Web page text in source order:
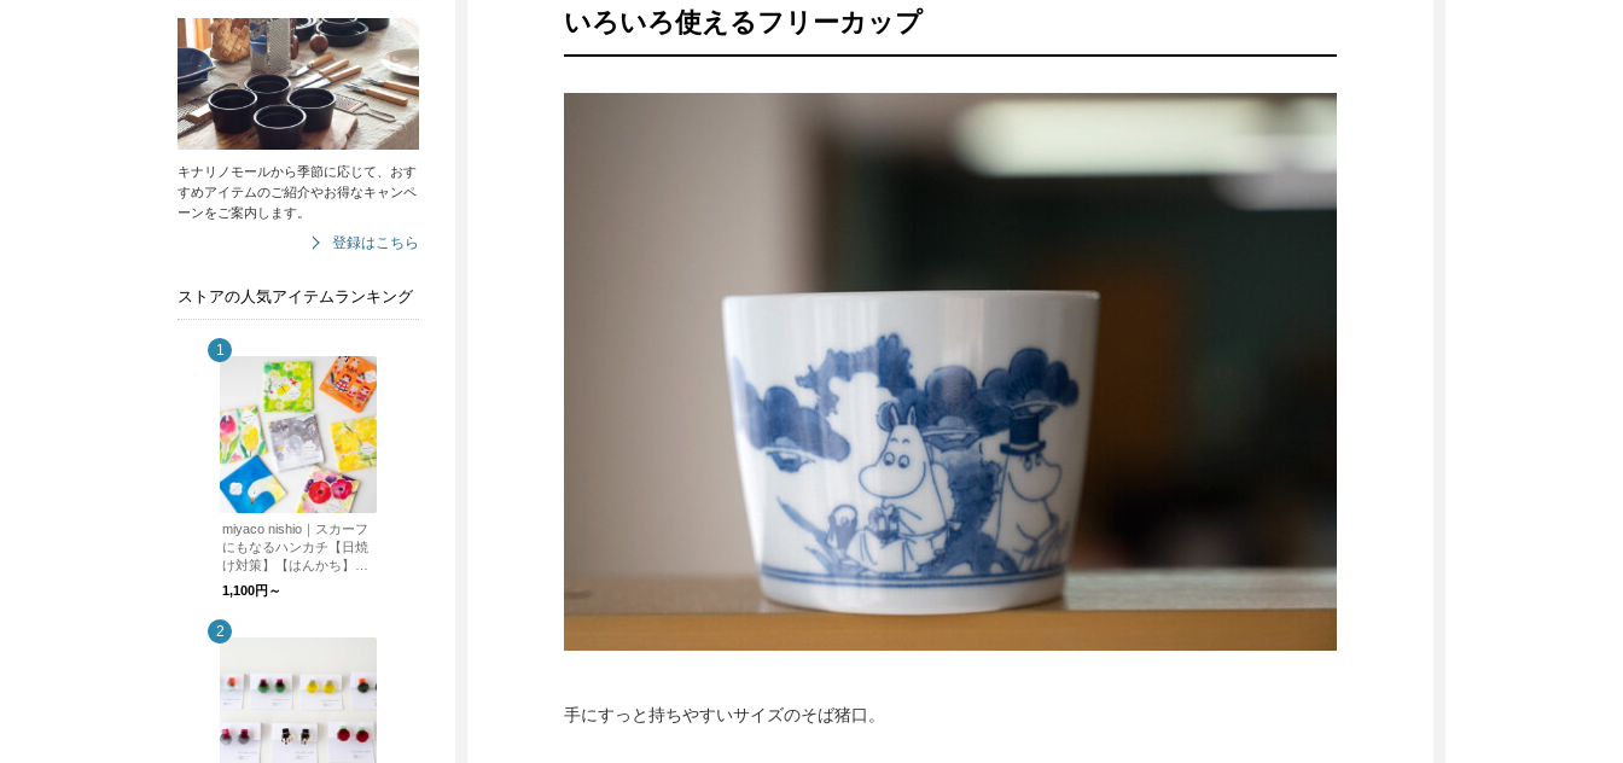
キナリノモールから季節に応じて、おす
すめアイテムのご紹介やお得なキャンペ
ーンをご案内します。
登録はこちら
ストアの人気アイテムランキング
miyaco nishio｜スカーフ
にもなるハンカチ【日焼
け対策】【はんかち】
【プレゼント】
1,100円～
いろいろ使えるフリーカップ
手にすっと持ちやすいサイズのそば猪口。